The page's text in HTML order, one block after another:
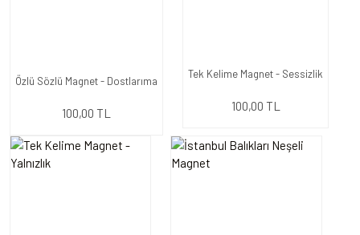
Özlü Sözlü Magnet - Dostlarıma
100,00 TL
Tek Kelime Magnet - Sessizlik
100,00 TL